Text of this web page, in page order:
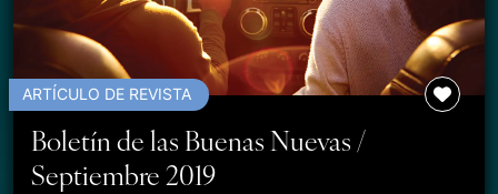
ARTÍCULO DE REVISTA
Boletín de las Buenas Nuevas /
Septiembre 2019